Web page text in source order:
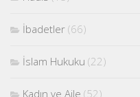
İbadetler (66)
İslam Hukuku (22)
Kadın ve Aile (52)